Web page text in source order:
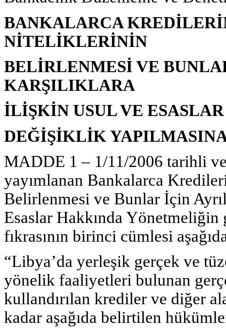
BANKALARCA
NİTELİKLERİNİN
BELİRLENMESİ VE
KARŞILIKLARA
İLİŞKİN USUL VE
DEĞİŞİKLİK
MADDE 1 – 1/11/2006 tarihli ve
yayımlanan Bankalarca
Belirlenmesi ve Bunlar İçin
Esaslar Hakkında
fıkrasının birinci cümlesi
“Libya’da yerleşik gerçek ve
yönelik faaliyetleri bulunan
kullandırılan krediler ve diğer
kadar aşağıda belirtilen